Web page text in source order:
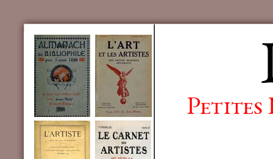
Petites